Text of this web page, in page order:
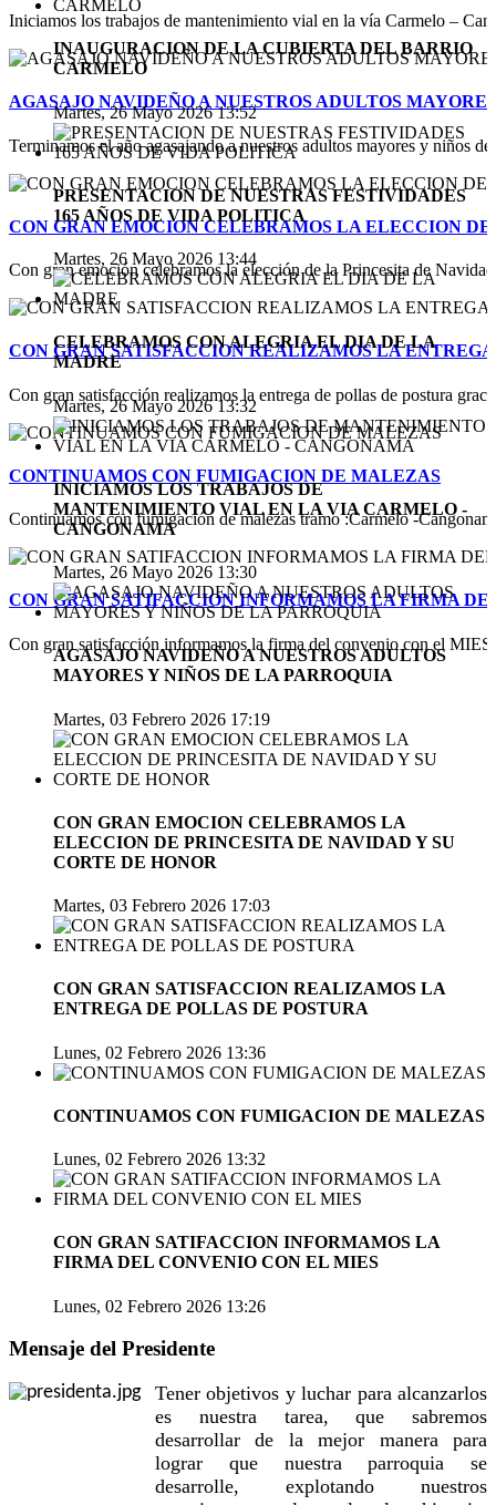
Iniciamos los trabajos de mantenimiento vial en la vía Carmelo –
AGASAJO NAVIDEÑO A NUESTROS ADULTOS
Terminamos el año agasajando a nuestros adultos mayores y niños
CON GRAN EMOCION CELEBRAMOS LA ELECCION
Con gran emoción celebramos la elección de la Princesita de
CON GRAN SATISFACCION REALIZAMOS LA
Con gran satisfacción realizamos la entrega de pollas de postura
CONTINUAMOS CON FUMIGACION DE MALEZAS
Continuamos con fumigación de malezas tramo :Carmelo -
CON GRAN SATIFACCION INFORMAMOS LA FIRMA
Con gran satisfacción informamos la firma del convenio con el
INAUGURACION DE LA CUBIERTA DEL BARRIO
CARMELO
Martes, 26 Mayo 2026 13:52
PRESENTACION DE NUESTRAS FESTIVIDADES
165 AÑOS DE VIDA POLITICA
Martes, 26 Mayo 2026 13:44
CELEBRAMOS CON ALEGRIA EL DIA DE LA
MADRE
Martes, 26 Mayo 2026 13:32
INICIAMOS LOS TRABAJOS DE
MANTENIMIENTO VIAL EN LA VIA CARMELO -
CANGONAMA
Martes, 26 Mayo 2026 13:30
AGASAJO NAVIDEÑO A NUESTROS ADULTOS
MAYORES Y NIÑOS DE LA PARROQUIA
Martes, 03 Febrero 2026 17:19
CON GRAN EMOCION CELEBRAMOS LA
ELECCION DE PRINCESITA DE NAVIDAD Y SU
CORTE DE HONOR
Martes, 03 Febrero 2026 17:03
CON GRAN SATISFACCION REALIZAMOS LA
ENTREGA DE POLLAS DE POSTURA
Lunes, 02 Febrero 2026 13:36
CONTINUAMOS CON FUMIGACION DE MALEZAS
Lunes, 02 Febrero 2026 13:32
CON GRAN SATIFACCION INFORMAMOS LA
FIRMA DEL CONVENIO CON EL MIES
Lunes, 02 Febrero 2026 13:26
Mensaje del Presidente
Tener objetivos y luchar para alcanzarlos
es nuestra tarea, que sabremos
desarrollar de la mejor manera para
lograr que nuestra parroquia se
desarrolle, explotando nuestros